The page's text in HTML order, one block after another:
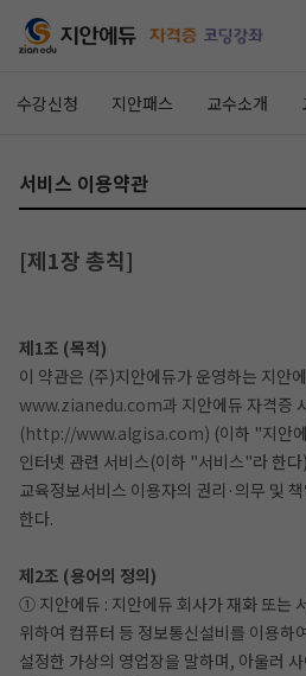
수강신청 지안패스 교수소개
서비스 이용약관
[제1장 총칙]
제1조 (목적)
이 약관은 (주)지안에듀가 운영하는 지안
www.zianedu.com과 지안에듀 자격
(http://www.algisa.com) (이하 "지안
인터넷 관련 서비스(이하 "서비스"라 한
교육정보서비스 이용자의 권리·의무 및
한다.
제2조 (용어의 정의)
① 지안에듀 : 지안에듀 회사가 재화 또는
위하여 컴퓨터 등 정보통신설비를 이용하
설정한 가상의 영업장을 말하며, 아울러